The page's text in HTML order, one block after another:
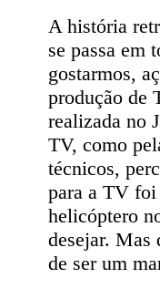
A história
se passa em
gostarmos,
produção de
realizada no
TV, como
técnicos,
para a TV foi
helicóptero
desejar. Mas
de ser um